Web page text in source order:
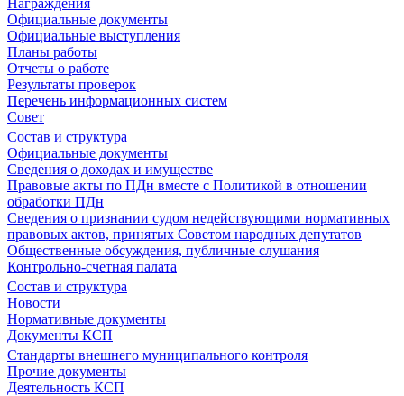
Награждения
Официальные документы
Официальные выступления
Планы работы
Отчеты о работе
Результаты проверок
Перечень информационных систем
Совет
Состав и структура
Официальные документы
Сведения о доходах и имуществе
Правовые акты по ПДн вместе с Политикой в отношении
обработки ПДн
Сведения о признании судом недействующими нормативных
правовых актов, принятых Советом народных депутатов
Общественные обсуждения, публичные слушания
Контрольно-счетная палата
Состав и структура
Новости
Нормативные документы
Документы КСП
Стандарты внешнего муниципального контроля
Прочие документы
Деятельность КСП